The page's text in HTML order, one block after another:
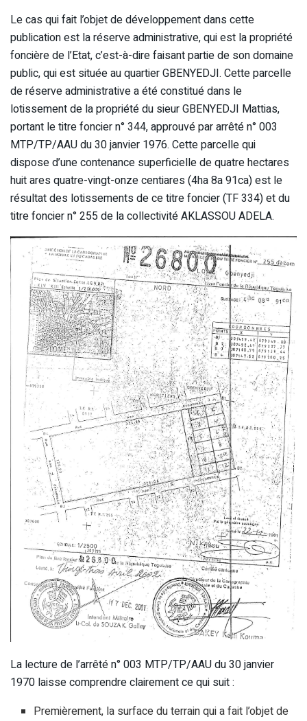
Le cas qui fait l’objet de développement dans cette
publication est la réserve administrative, qui est la propriété
foncière de l’Etat, c’est-à-dire faisant partie de son domaine
public, qui est située au quartier GBENYEDJI. Cette parcelle
de réserve administrative a été constitué dans le
lotissement de la propriété du sieur GBENYEDJI Mattias,
portant le titre foncier n° 344, approuvé par arrêté n° 003
MTP/TP/AAU du 30 janvier 1976. Cette parcelle qui
dispose d’une contenance superficielle de quatre hectares
huit ares quatre-vingt-onze centiares (4ha 8a 91ca) est le
résultat des lotissements de ce titre foncier (TF 334) et du
titre foncier n° 255 de la collectivité AKLASSOU ADELA.
La lecture de l’arrêté n° 003 MTP/TP/AAU du 30 janvier
1970 laisse comprendre clairement ce qui suit :
Premièrement, la surface du terrain qui a fait l’objet de